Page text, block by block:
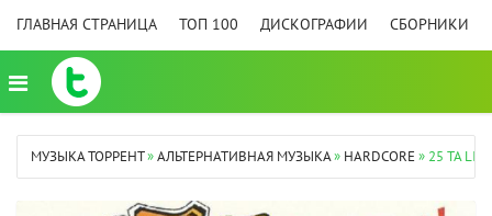
ГЛАВНАЯ СТРАНИЦА ТОП 100 ДИСКОГРАФИИ СБОРНИКИ
МУЗЫКА ТОРРЕНТ»АЛЬТЕРНАТИВНАЯ МУЗЫКА» HARDCORE» 25 TA